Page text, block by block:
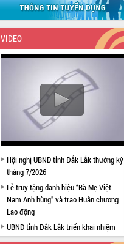
VIDEO
Hội nghị UBND tỉnh Đắk Lắk thường kỳ
tháng 7/2026
Lễ truy tặng danh hiệu “Bà Mẹ Việt
Nam Anh hùng” và trao Huân chương
Lao động
UBND tỉnh Đắk Lắk triển khai nhiệm
vụ 6 tháng cuối năm 2026